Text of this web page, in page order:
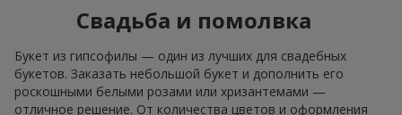
Свадьба и помолвка
Букет из гипсофилы — один из лучших для свадебных
букетов. Заказать небольшой букет и дополнить его
роскошными белыми розами или хризантемами —
отличное решение. От количества цветов и оформления